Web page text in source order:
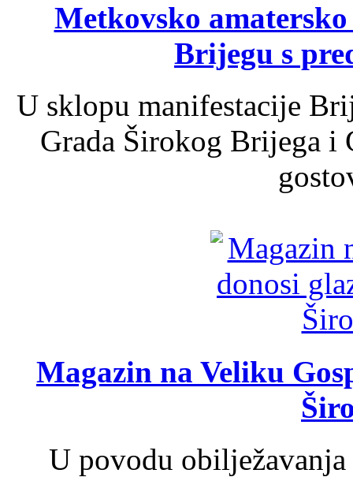
Metkovsko
Brijegu s
U sklopu manifestacije
Grada Širokog Brijega
Magazin na Veliku
U povodu